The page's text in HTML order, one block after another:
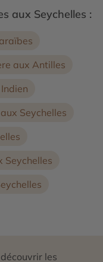
aux Seychelles :
aux Antilles
Seychelles
Seychelles
les